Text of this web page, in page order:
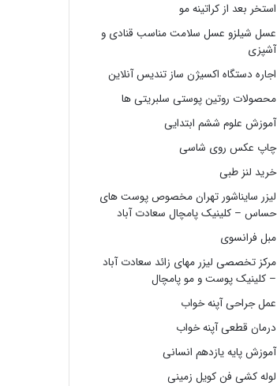
استخر بعد از کراتینه مو
عسل شیلزو عسل سلامت مناسب قنادی و
آشپزی
اجاره دستگاه اکسیژن ساز تندیس آنلاین
محصولات روتین پوستی سلبریتی ها
آموزش علوم ششم ابتدایی
چاپ عکس روی شاسی
خرید لنز طبی
لیزر سایناشور تهران مخصوص پوست های
حساس – کلینیک پامچال سعادت آباد
مبل فرانسوی
مرکز تخصصی لیزر مهای زائد سعادت آباد
– کلینیک پوست و مو پامچال
عمل جراحی آپنه خواب
درمان قطعی آپنه خواب
آموزش پایه یازدهم انسانی
لوله کشی فن کویل زمینی